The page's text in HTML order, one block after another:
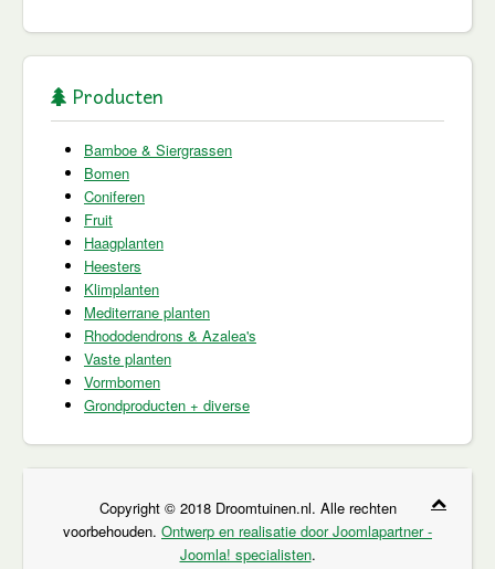
Producten
Bamboe & Siergrassen
Bomen
Coniferen
Fruit
Haagplanten
Heesters
Klimplanten
Mediterrane planten
Rhododendrons & Azalea's
Vaste planten
Vormbomen
Grondproducten + diverse
Copyright © 2018 Droomtuinen.nl. Alle rechten
voorbehouden. Ontwerp en realisatie door Joomlapartner -
Joomla! specialisten.